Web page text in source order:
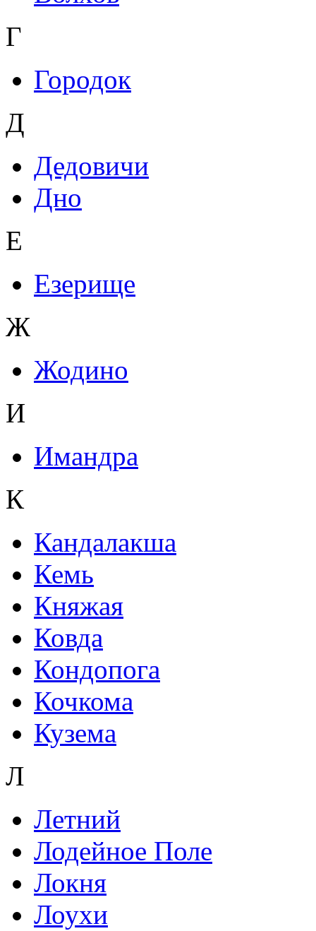
Г
Городок
Д
Дедовичи
Дно
Е
Езерище
Ж
Жодино
И
Имандра
К
Кандалакша
Кемь
Княжая
Ковда
Кондопога
Кочкома
Кузема
Л
Летний
Лодейное Поле
Локня
Лоухи